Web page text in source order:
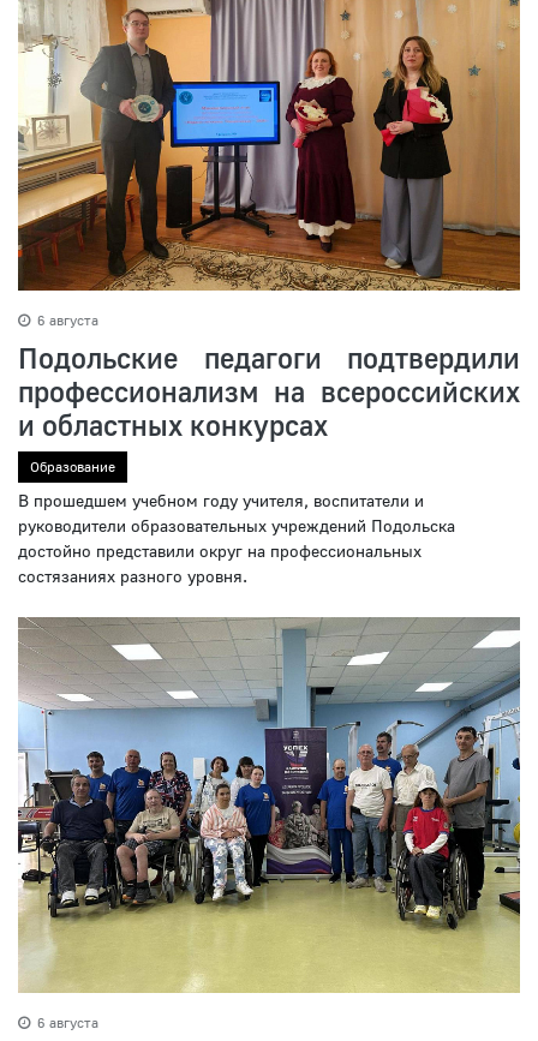
6 августа
Подольские педагоги подтвердили
профессионализм на всероссийских
и областных конкурсах
Образование
В прошедшем учебном году учителя, воспитатели и
руководители образовательных учреждений Подольска
достойно представили округ на профессиональных
состязаниях разного уровня.
6 августа